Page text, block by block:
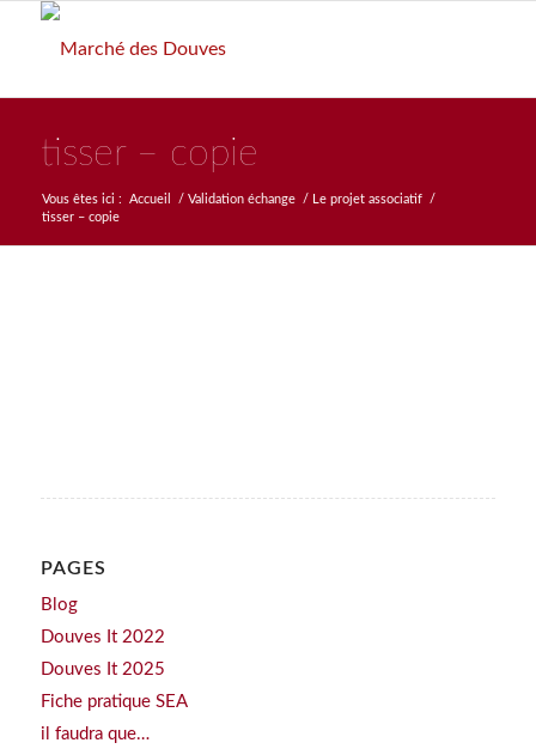
tisser – copie
Vous êtes ici : Accueil / Validation échange / Le projet associatif
/
tisser – copie
PAGES
Blog
Douves It 2022
Douves It 2025
Fiche pratique SEA
il faudra que…